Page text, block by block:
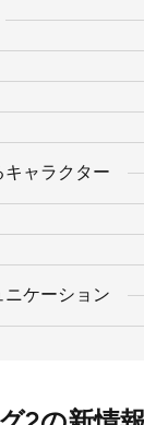
ャラクター
ケーション